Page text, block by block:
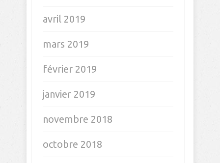
avril 2019
mars 2019
février 2019
janvier 2019
novembre 2018
octobre 2018